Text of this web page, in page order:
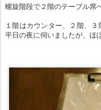
螺旋階段で２階のテーブル席
１階はカウンター、２階、
平日の夜に伺いましたが、ほ